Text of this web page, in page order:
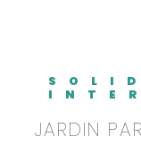
SOLIDARITÉ
JARDIN